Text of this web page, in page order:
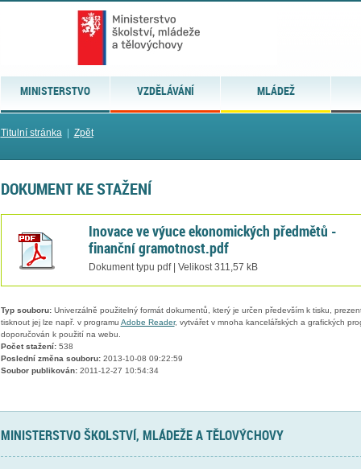
MINISTERSTVO VZDĚLÁVÁNÍ MLÁDEŽ
Titulní stránka| Zpět
DOKUMENT KE STAŽENÍ
Inovace ve výuce ekonomických předmětů -
finanční gramotnost.pdf
Dokument typu pdf | Velikost 311,57 kB
Typ souboru:Univerzálně použitelný formát dokumentů, který je určen především k tisku,
tisknout jej lze např. v programu Adobe Reader, vytvářet v mnoha kancelářských a grafických
doporučován k použití na webu.
Počet stažení:538
Poslední změna souboru:2013-10-08 09:22:59
Soubor publikován:2011-12-27 10:54:34
MINISTERSTVO ŠKOLSTVÍ, MLÁDEŽE A TĚLOVÝCHOVY